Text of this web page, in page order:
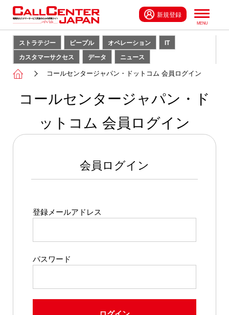
新規登録
ストラテジー ピープル オペレーション
IT
カスタマーサクセス
データ ニュース
コールセンタージャパン・ドットコム 会員ログイン
コールセンタージャパン・ド
ットコム 会員ログイン
会員ログイン
登録メールアドレス
パスワード